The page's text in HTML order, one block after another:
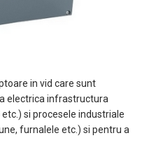
in vid care sunt
electrica infrastructura
si procesele industriale
furnalele etc.) si pentru a